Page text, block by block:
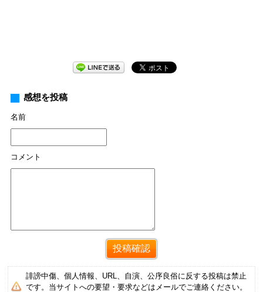
感想を投稿
名前
コメント
誹謗中傷、個人情報、URL、自演、公序良俗に反する投稿は禁止
です。当サイトへの要望・要求などはメールでご連絡ください。